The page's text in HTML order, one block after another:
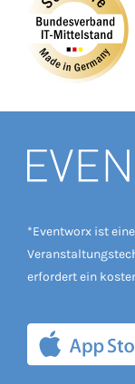
*Eventworx ist
erfordert ein